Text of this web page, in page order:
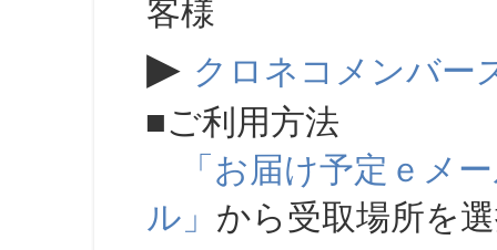
客様
▶ クロネコメンバー
■ご利用方法
「お届け予定ｅメ
ル」 から受取場所を